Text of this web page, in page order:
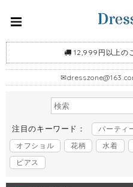
12,999円以上の
✉
注目のキーワード： パーティ
オフショル
花柄 水着
ピアス